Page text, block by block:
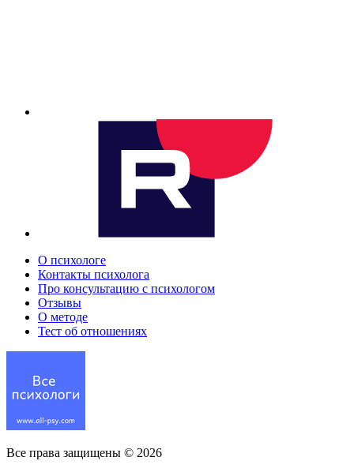
О психологе
Контакты психолога
Про консультацию с психологом
Отзывы
О методе
Тест об отношениях
Все права защищены © 2026